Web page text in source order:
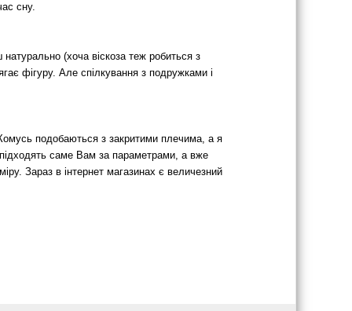
сну.
(хоча віскоза теж робиться з
фігуру. Але спілкування з подружками і
подобаються з закритими плечима, а я
саме Вам за параметрами, а вже
Зараз в інтернет магазинах є величезний